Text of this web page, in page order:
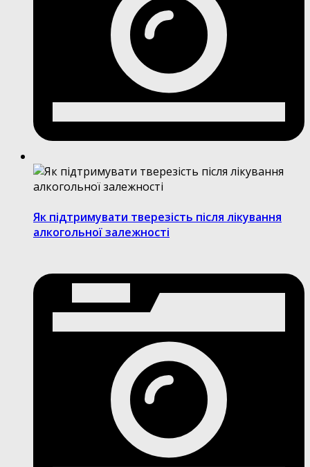
Як підтримувати тверезість після лікування
алкогольної залежності